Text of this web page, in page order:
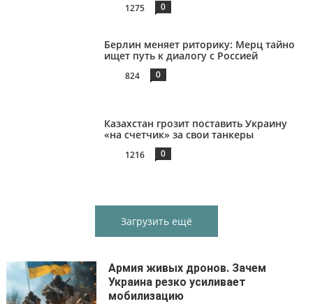
1275 0
Берлин меняет риторику: Мерц тайно
ищет путь к диалогу с Россией
824 0
Казахстан грозит поставить Украину
«на счетчик» за свои танкеры
1216 0
Загрузить ещё
Армия живых дронов. Зачем
Украина резко усиливает
мобилизацию